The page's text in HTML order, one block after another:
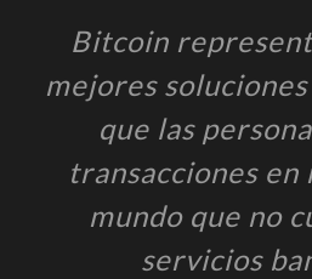
Bitcoin
mejores
que las
transacciones en
mundo que no
servicios